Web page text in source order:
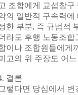
조합에게 교섭창
의 일반적 구속력
한 부분, 즉 규범적
라도 후행 노동조
이나 조합원들에게
고의 위 주장도 어
결론
렇다면 당심에서